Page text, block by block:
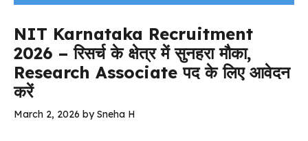
NIT Karnataka Recruitment
2026 – रिसर्च के क्षेत्र में सुनहरा मौका,
Research Associate पद के लिए आवेदन
करें
March 2, 2026 bySneha H